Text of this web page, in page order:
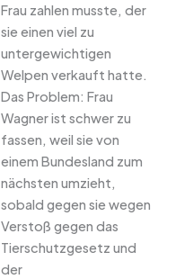
Frau zahlen musste, der
sie einen viel zu
untergewichtigen
Welpen verkauft hatte.
Das Problem: Frau
Wagner ist schwer zu
fassen, weil sie von
einem Bundesland zum
nächsten umzieht,
sobald gegen sie wegen
Verstoß gegen das
Tierschutzgesetz und
der